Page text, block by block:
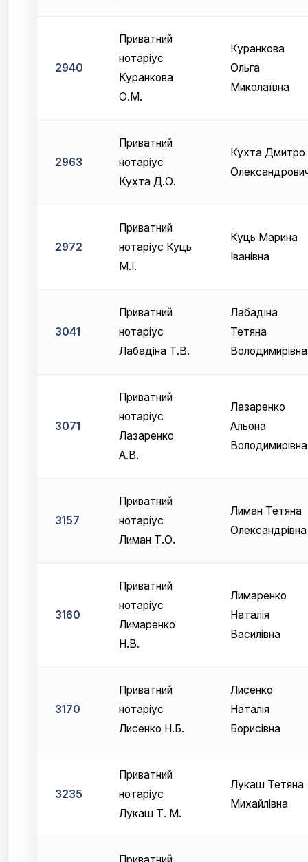
2940
Приватний
нотаріус
Куранкова
О.М.
Куранкова
Ольга
Миколаївна
2963
Приватний
нотаріус
Кухта Д.О.
Кухта Дмитро
2972
Приватний
нотаріус Куць
М.І.
Куць Марина
Іванівна
3041
Приватний
нотаріус
Лабадіна Т.В.
Лабадіна
Тетяна
Володимирівна
3071
Приватний
нотаріус
Лазаренко
А.В.
Лазаренко
Альона
Володимирівна
3157
Приватний
нотаріус
Лиман Т.О.
Лиман Тетяна
Олександрівна
3160
Приватний
нотаріус
Лимаренко
Н.В.
Лимаренко
Наталія
Василівна
3170
Приватний
нотаріус
Лисенко Н.Б.
Лисенко
Наталія
Борисівна
3235
Приватний
нотаріус
Лукаш Т. М.
Лукаш Тетяна
Михайлівна